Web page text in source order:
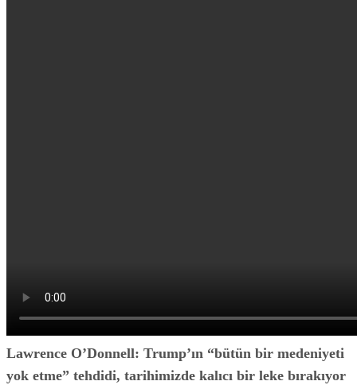
Lawrence O’Donnell: Trump’ın “bütün bir medeniyeti
yok etme” tehdidi, tarihimizde kalıcı bir leke bırakıyor